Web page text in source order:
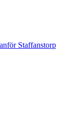
Staffanstorp